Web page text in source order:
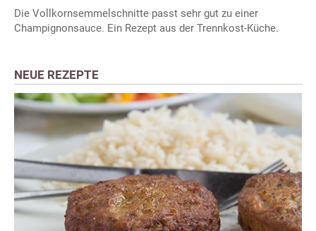
Die Vollkornsemmelschnitte passt sehr gut zu einer
Champignonsauce. Ein Rezept aus der Trennkost-Küche.
NEUE REZEPTE